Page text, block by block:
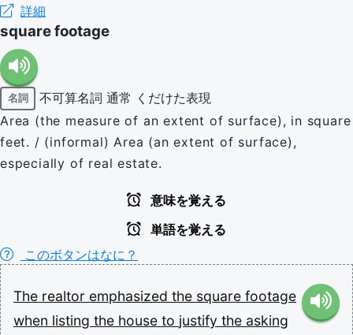
詳細
square footage
名詞 不可算名詞 通常 くだけた表現
Area (the measure of an extent of surface), in square
feet. / (informal) Area (an extent of surface),
especially of real estate.
意味を覚える
単語を覚える
このボタンはなに？
The realtor emphasized the square footage
when listing the house to justify the asking